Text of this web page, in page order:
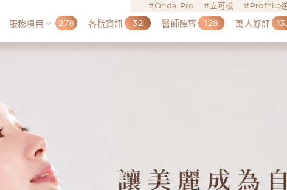
Onda Pro 立可檢 Profhilo
服務項目 278 各院資訊 32 醫師陣容 128 萬人好評